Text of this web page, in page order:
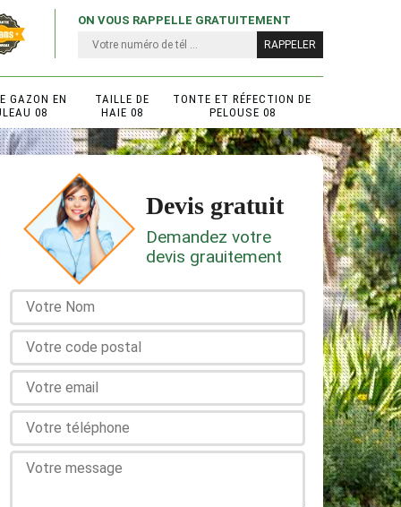
ON VOUS RAPPELLE GRATUITEMENT
GAZON EN
08
TAILLE DE
HAIE 08
TONTE ET RÉFECTION DE
PELOUSE 08
Devis gratuit
Demandez votre
devis grauitement